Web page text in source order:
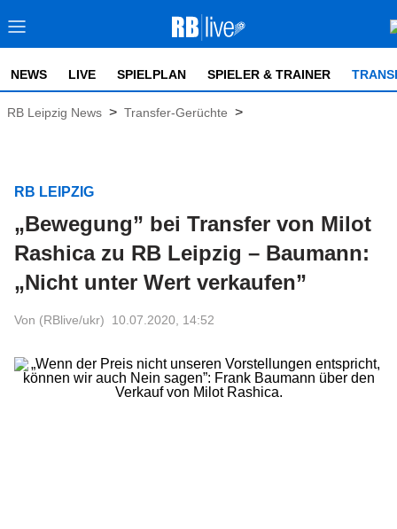
NEWS LIVE SPIELPLAN SPIELER & TRAINER
RB Leipzig News > Transfer-Gerüchte >
RB LEIPZIG
„Bewegung” bei Transfer von Milot
Rashica zu RB Leipzig – Baumann:
„Nicht unter Wert verkaufen”
Von (RBlive/ukr) 10.07.2020, 14:52